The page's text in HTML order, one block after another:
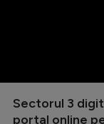
Sectorul 3
portal online